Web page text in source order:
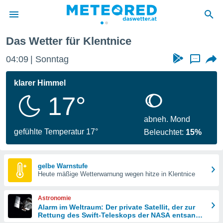
wurde
dass
sind.
diese
Das Wetter für Klentnice
04:09 Sonntag ...
klarer Himmel
17°
gefühlte Temperatur 17°
abneh. Mond
Beleuchtet: 15%
gelbe Warnstufe
Heute mäßige Wetterwarnung wegen hitze in Klentnice
Astronomie
Alarm im Weltraum: Der private Satellit, der zur
Rettung des Swift-Teleskops der NASA entsandt